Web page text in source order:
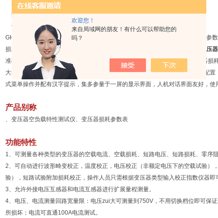
欢迎您！
来自局域网的朋友！有什么可以帮助您的
吗？
显示方式 7.2寸单色液晶屏
外形尺寸 350mm×260mm×130mm
仪器重量 4kg
GHTL100型 变压器损耗参数测试仪
是我公司开发、研制的专门用于变压器损耗参
损耗、空载电流、负载损耗、阻抗电压等参数可进行精密的测量。GHTL100
变压
准确度高、稳定性好、操作简便易学等优点,*可取代以往利用多表法测量变压器损
大提高了工作效率。它以大屏幕图形式液晶作为显示窗口（有彩色和单色两种配
式菜单操作并配有汉字提示，集多参量于一屏的显示界面，人机对话界面友好，
产品别称
、变压器空负载特性测试仪、变压器损耗参数表
功能特性
1、可测量各种类型的变压器的空载电流、空载损耗、短路电压、短路损耗、零序
2、可自动进行波形畸变校正，温度校正，电压校正（非额定电压下的空载试验）
验），短路试验附加损耗校正，操作人员只需根据变压器类型输入校正指数仪器
3、允许外接电压互感器和电流互感器进行扩展量程测量。
4、电压、电流测量回路宽量限：电压zui大可测量到750V，不用切换档位即可保
所损坏；电流可直通100A电流测试。